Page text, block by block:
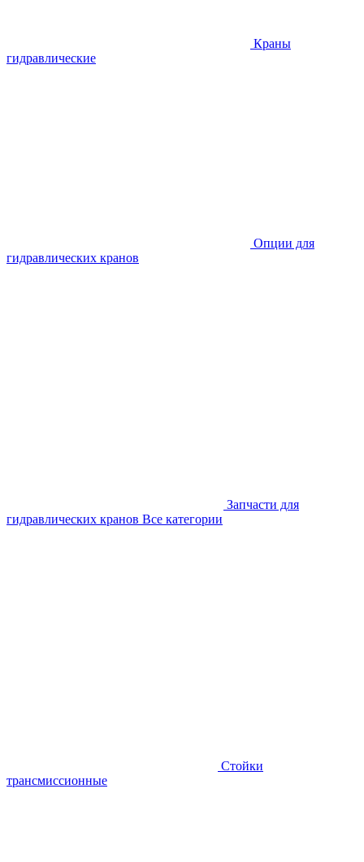
Краны
гидравлические
Опции для
гидравлических кранов
Запчасти для
гидравлических кранов Все категории
Стойки
трансмиссионные